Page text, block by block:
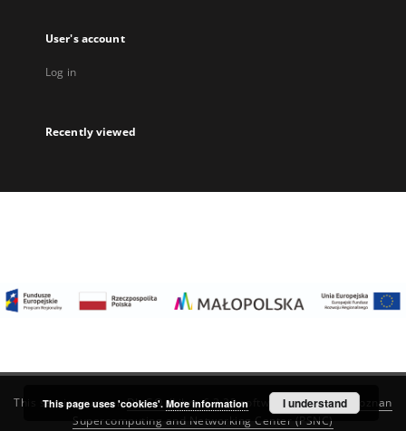
User's account
Log in
Recently viewed
This service runs onDInGO dLibra 6.3.22software created by
Poznan
Supercomputing and Networking Center (PSNC)
This page uses 'cookies'. More information I understand